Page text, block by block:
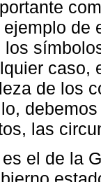
de
los
caso,
de los
las
el de la